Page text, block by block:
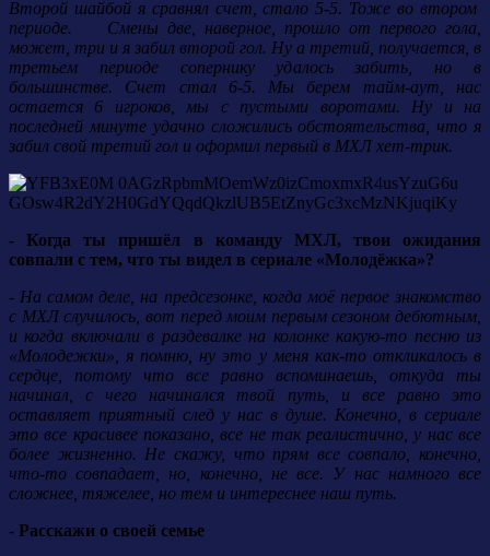
Второй шайбой я сравнял счет, стало 5-5. Тоже во втором
периоде. Смены две, наверное, прошло от первого гола,
может, три и я забил второй гол. Ну а третий, получается, в
третьем периоде сопернику удалось забить, но в
большинстве. Счет стал 6-5. Мы берем тайм-аут, нас
остается 6 игроков, мы с пустыми воротами. Ну и на
последней минуте удачно сложились обстоятельства, что я
забил свой третий гол и оформил первый в МХЛ хет-трик.
- Когда ты пришёл в команду МХЛ, твои ожидания
совпали с тем, что ты видел в сериале «Молодёжка»?
- На самом деле, на предсезонке, когда моё первое знакомство
с МХЛ случилось, вот перед моим первым сезоном дебютным,
и когда включали в раздевалке на колонке какую-то песню из
«Молодежки», я помню, ну это у меня как-то откликалось в
сердце, потому что все равно вспоминаешь, откуда ты
начинал, с чего начинался твой путь, и все равно это
оставляет приятный след у нас в душе. Конечно, в сериале
это все красивее показано, все не так реалистично, у нас все
более жизненно. Не скажу, что прям все совпало, конечно,
что-то совпадает, но, конечно, не все. У нас намного все
сложнее, тяжелее, но тем и интереснее наш путь.
- Расскажи о своей семье